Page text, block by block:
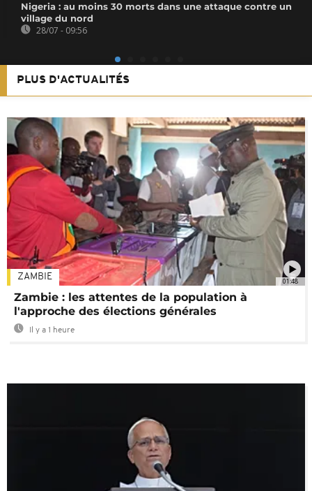
Nigeria : au moins 30 morts dans une attaque contre un
village du nord
28/07 - 09:56
PLUS D'ACTUALITÉS
01:48
ZAMBIE
Zambie : les attentes de la population à
l'approche des élections générales
Il y a 1 heure